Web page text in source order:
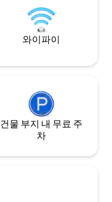
와이파이
건물 부지 내 무료 주
차